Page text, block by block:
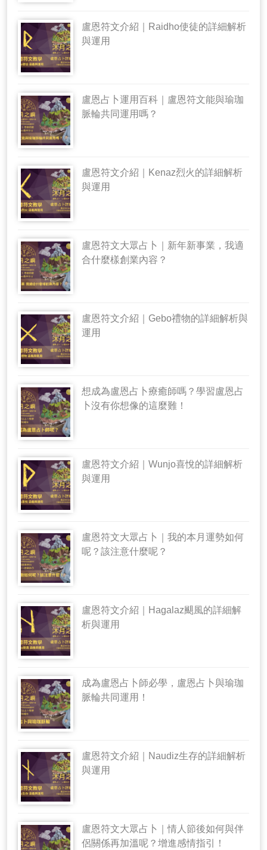
盧恩符文介紹｜Raidho使徒的詳細解析
與運用
盧恩占卜運用百科｜盧恩符文能與瑜珈
脈輪共同運用嗎？
盧恩符文介紹｜Kenaz烈火的詳細解析
與運用
盧恩符文大眾占卜｜新年新事業，我適
合什麼樣創業內容？
盧恩符文介紹｜Gebo禮物的詳細解析與
運用
想成為盧恩占卜療癒師嗎？學習盧恩占
卜沒有你想像的這麼難！
盧恩符文介紹｜Wunjo喜悅的詳細解析
與運用
盧恩符文大眾占卜｜我的本月運勢如何
呢？該注意什麼呢？
盧恩符文介紹｜Hagalaz颶風的詳細解
析與運用
成為盧恩占卜師必學，盧恩占卜與瑜珈
脈輪共同運用！
盧恩符文介紹｜Naudiz生存的詳細解析
與運用
盧恩符文大眾占卜｜情人節後如何與伴
侶關係再加溫呢？增進感情指引！